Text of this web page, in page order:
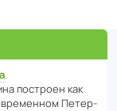
пост­роен как
Пете­р­